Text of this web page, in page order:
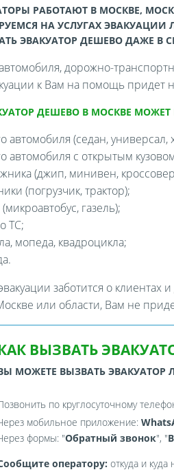
РАБОТАЮТ В МОСКВЕ,
НА УСЛУГАХ ЭВАКУАЦИИ
ЭВАКУАТОР ДЕШЕВО ДАЖЕ В
дорожно-
к Вам на помощь придет
ДЕШЕВО В МОСКВЕ
автомобиля (седан, универсал,
автомобиля с открытым
(джип, минивен,
(погрузчик, трактор);
газель);
ТС;
мопеда, квадроцикла;
заботится о
или области, Вам не
ВЫЗВАТЬ
МОЖЕТЕ ВЫЗВАТЬ
по круглосуточному
мобильное приложение:
формы: "Обратный звонок", "
оператору: откуда и